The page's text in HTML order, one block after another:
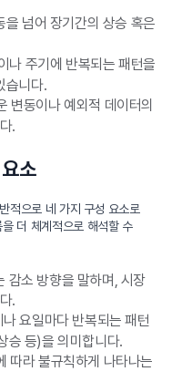
넘어 장기간의 상승 혹은
나 주기에 반복되는 패턴을
습니다.
변동이나 예외적 데이터의
.
소
적으로 네 가지 구성 요소로
더 체계적으로 해석할 수
감소 방향을 말하며, 시장
.
요일마다 반복되는 패턴
승 등)을 의미합니다.
따라 불규칙하게 나타나는